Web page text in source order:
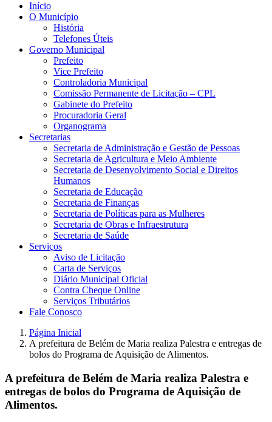
Início
O Município
História
Telefones Úteis
Governo Municipal
Prefeito
Vice Prefeito
Controladoria Municipal
Comissão Permanente de Licitação – CPL
Gabinete do Prefeito
Procuradoria Geral
Organograma
Secretarias
Secretaria de Administração e Gestão de Pessoas
Secretaria de Agricultura e Meio Ambiente
Secretaria de Desenvolvimento Social e Direitos
Humanos
Secretaria de Educação
Secretaria de Finanças
Secretaria de Políticas para as Mulheres
Secretaria de Obras e Infraestrutura
Secretaria de Saúde
Serviços
Aviso de Licitação
Carta de Serviços
Diário Municipal Oficial
Contra Cheque Online
Serviços Tributários
Fale Conosco
Página Inicial
A prefeitura de Belém de Maria realiza Palestra e entregas de
bolos do Programa de Aquisição de Alimentos.
A prefeitura de Belém de Maria realiza Palestra e
entregas de bolos do Programa de Aquisição de
Alimentos.